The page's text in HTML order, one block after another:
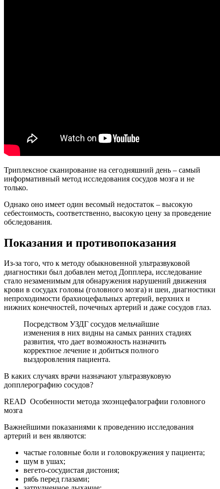
Триплексное сканирование на сегодняшний день – самый
информативный метод исследования сосудов мозга и не
только.
Однако оно имеет один весомый недостаток – высокую
себестоимость, соответственно, высокую цену за проведение
обследования.
Показания и противопоказания
Из-за того, что к методу обыкновенной ультразвуковой
диагностики был добавлен метод Допплера, исследование
стало незаменимым для обнаружения нарушений движения
крови в сосудах головы (головного мозга) и шеи, диагностики
непроходимости брахиоцефальных артерий, верхних и
нижних конечностей, почечных артерий и даже сосудов глаз.
Посредством УЗДГ сосудов мельчайшие
изменения в них видны на самых ранних стадиях
развития, что дает возможность назначить
корректное лечение и добиться полного
выздоровления пациента.
В каких случаях врачи назначают ультразвуковую
допплерографию сосудов?
READ Особенности метода эхоэнцефалографии головного
мозга
Важнейшими показаниями к проведению исследования
артерий и вен являются:
частые головные боли и головокружения у пациента;
шум в ушах;
вегето-сосудистая дистония;
рябь перед глазами;